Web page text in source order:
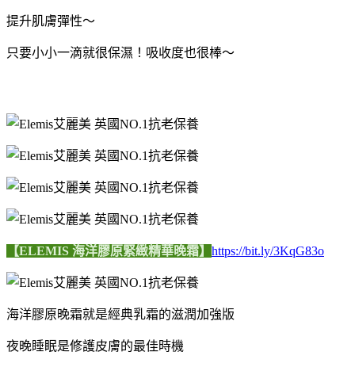
提升肌膚彈性～
只要小小一滴就很保濕！吸收度也很棒～
【ELEMIS 海洋膠原緊緻精華晚霜】 https://bit.ly/3KqG83o
海洋膠原晚霜就是經典乳霜的滋潤加強版
夜晚睡眠是修護皮膚的最佳時機